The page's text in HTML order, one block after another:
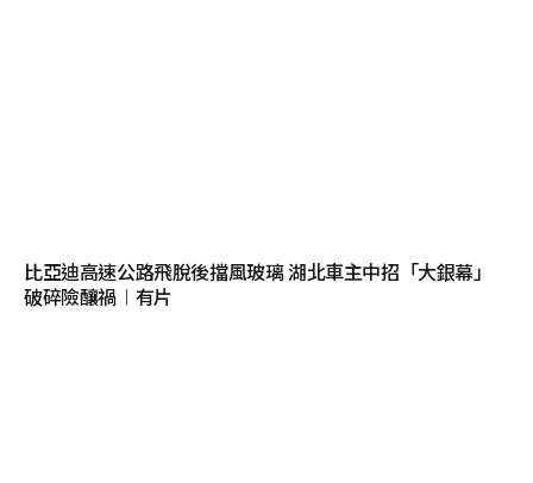
比亞迪高速公路飛脫後擋風玻璃 湖北車主中招「大銀幕」
破碎險釀禍︱有片